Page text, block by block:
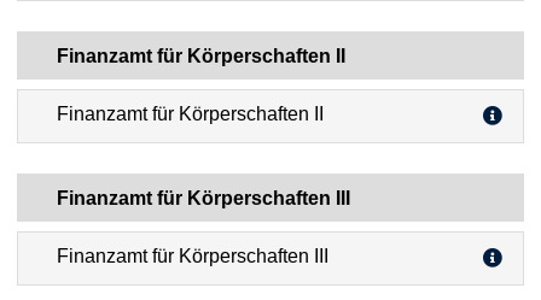
Finanzamt für Körperschaften II
Finanzamt für Körperschaften II
Finanzamt für Körperschaften III
Finanzamt für Körperschaften III